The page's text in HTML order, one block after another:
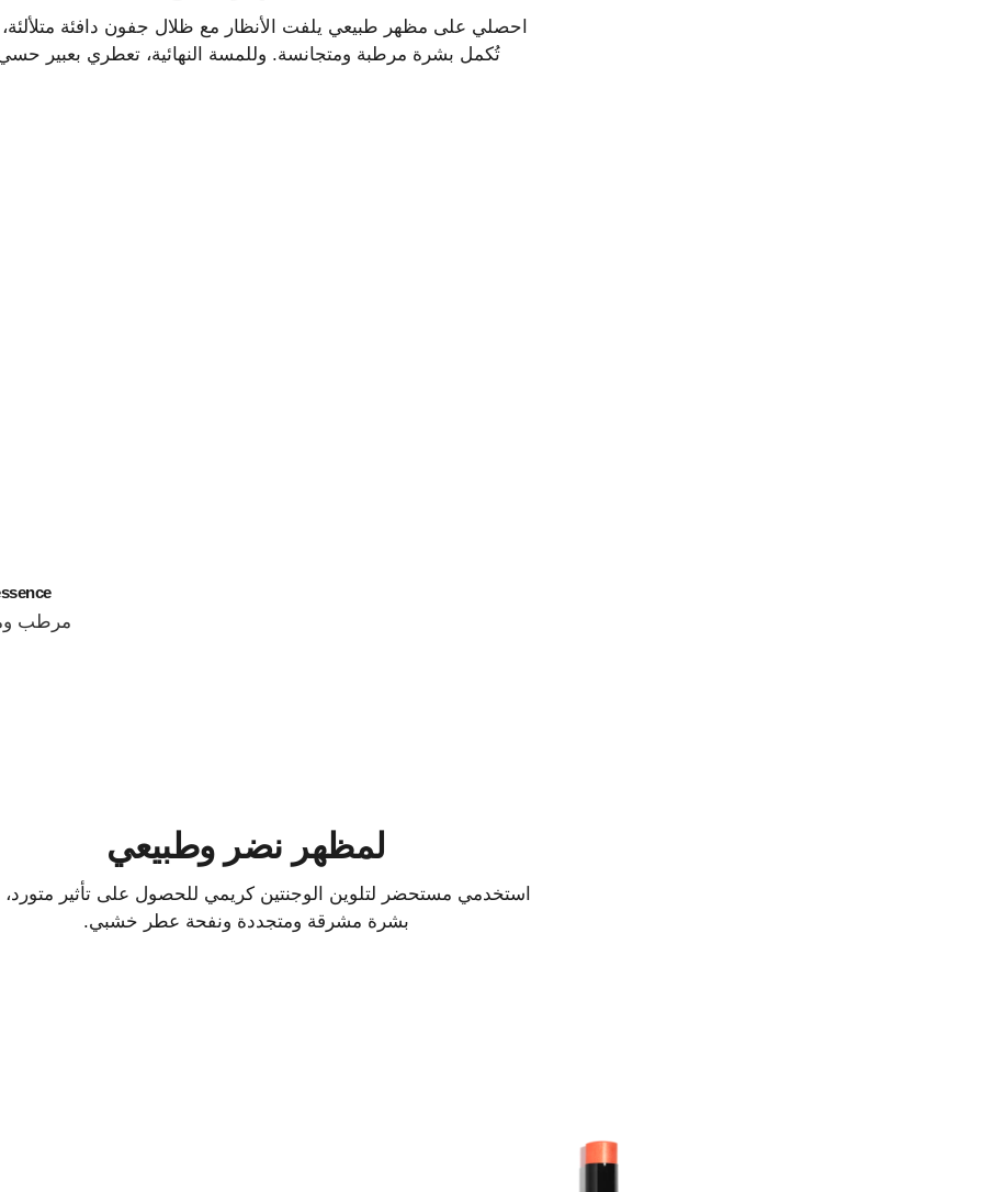
احصلي على مظهر طبيعي يلفت الأنظار مع ظلال جفون دافئة متلألئة،
تُكمل بشرة مرطبة ومتجانسة. وللمسة النهائية، تعطري بعبير
مرطب
لمظهر نضر وطبيعي
استخدمي مستحضر لتلوين الوجنتين كريمي للحصول على تأثير متورد،
بشرة مشرقة ومتجددة ونفحة عطر خشبي.